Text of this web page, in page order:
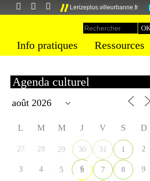
Lerizeplus.villeurbanne.fr
Info pratiques Ressources
Agenda culturel
L M M J V S D
27 28 29 30 31 1 2
3 4 5 6 7 8 9